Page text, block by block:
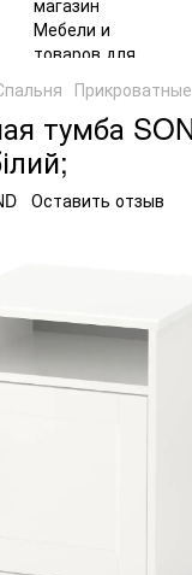
тумба
Оставить отзыв